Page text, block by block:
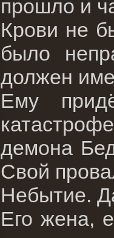
прошло и
Крови не
было
должен
Ему
демона
Свой
Небытие.
Его жена,